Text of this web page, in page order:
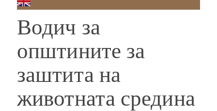
Водич за
општините за
заштита на
животната средина